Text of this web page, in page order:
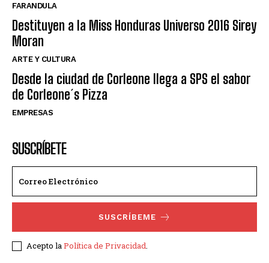
FARANDULA
Destituyen a la Miss Honduras Universo 2016 Sirey
Moran
ARTE Y CULTURA
Desde la ciudad de Corleone llega a SPS el sabor
de Corleone´s Pizza
EMPRESAS
SUSCRÍBETE
SUSCRÍBEME
Acepto laPolítica de Privacidad.